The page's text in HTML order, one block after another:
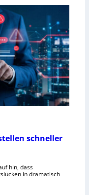
schneller
hin, dass
in dramatisch